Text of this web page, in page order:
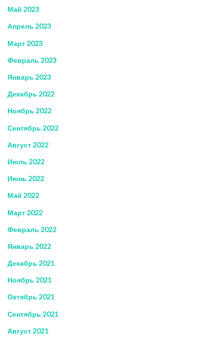
Май 2023
Апрель 2023
Март 2023
Февраль 2023
Январь 2023
Декабрь 2022
Ноябрь 2022
Сентябрь 2022
Август 2022
Июль 2022
Июнь 2022
Май 2022
Март 2022
Февраль 2022
Январь 2022
Декабрь 2021
Ноябрь 2021
Октябрь 2021
Сентябрь 2021
Август 2021